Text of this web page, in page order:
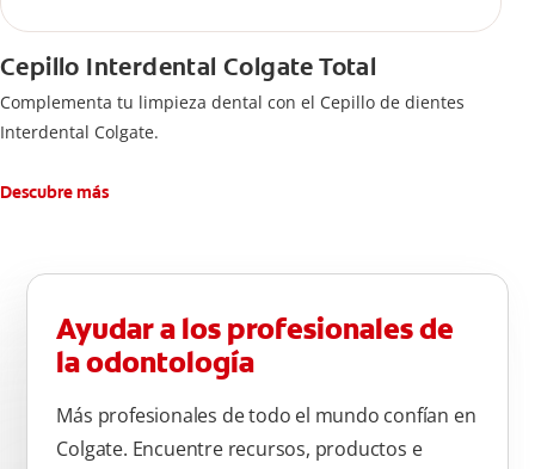
Cepillo Interdental Colgate Total
Complementa tu limpieza dental con el Cepillo de dientes
Interdental Colgate.
Descubre más
Ayudar a los profesionales de
la odontología
Más profesionales de todo el mundo confían en
Colgate. Encuentre recursos, productos e